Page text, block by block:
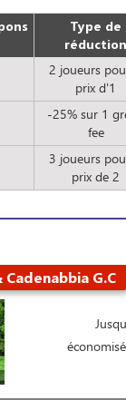
Type de
réduction
2 joueurs
prix d'1
-25% sur 1
fee
3 joueurs
prix de 2
G.C